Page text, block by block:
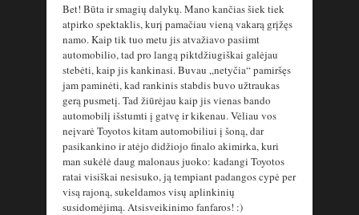
Bet! Būta ir smagių dalykų. Mano kančias šiek tiek
atpirko spektaklis, kurį pamačiau vieną vakarą grįžęs
namo. Kaip tik tuo metu jis atvažiavo pasiimt
automobilio, tad pro langą piktdžiugiškai galėjau
stebėti, kaip jis kankinasi. Buvau „netyčia“ pamiršęs
jam paminėti, kad rankinis stabdis buvo užtraukas
gerą pusmetį. Tad žiūrėjau kaip jis vienas bando
automobilį išstumti į gatvę ir kikenau. Vėliau vos
neįvarė Toyotos kitam automobiliui į šoną, dar
pasikankino ir atėjo didžiojo finalo akimirka, kuri
man sukėlė daug malonaus juoko: kadangi Toyotos
ratai visiškai nesisuko, ją tempiant padangos cypė per
visą rajoną, sukeldamos visų aplinkinių
susidomėjimą. Atsisveikinimo fanfaros! :)